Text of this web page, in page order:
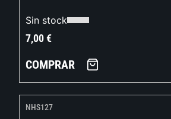
Sin stock
7,00€
COMPRAR
NHS127